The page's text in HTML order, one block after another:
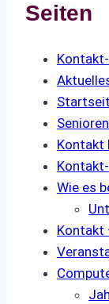
Seiten
Kontakt
Wie es
Kontakt